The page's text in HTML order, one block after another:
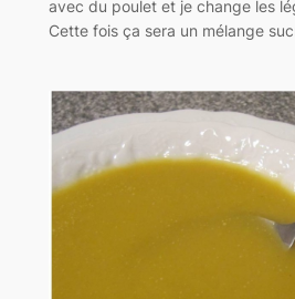
avec du poulet et je change les
Cette fois ça sera un mélange